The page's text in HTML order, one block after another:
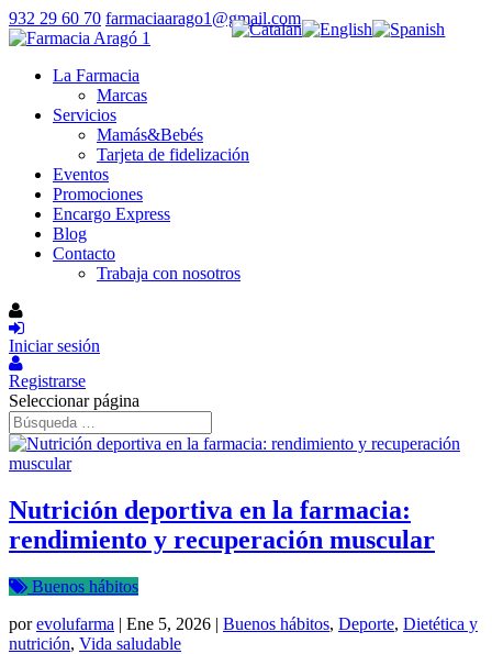
932 29 60 70 farmaciaarago1@gmail.com
La Farmacia
Marcas
Servicios
Mamás&Bebés
Tarjeta de fidelización
Eventos
Promociones
Encargo Express
Blog
Contacto
Trabaja con nosotros
Iniciar sesión
Registrarse
Seleccionar página
Nutrición deportiva en la farmacia:
rendimiento y recuperación muscular
Buenos hábitos
porevolufarma | Ene 5, 2026 | Buenos hábitos, Deporte, Dietética y
nutrición, Vida saludable